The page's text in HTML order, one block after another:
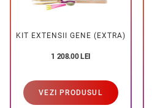
KIT EXTENSII GENE (EXTRA)
1 208.00 LEI
VEZI PRODUSUL